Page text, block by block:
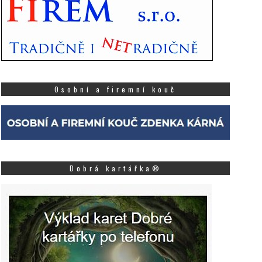
uskutečnila speciální událost
grantového prog...Více
Osobní a firemní kouč
Dobrá kartářka®